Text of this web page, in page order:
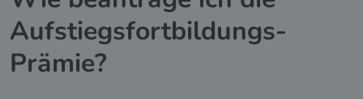
Aufstiegsfortbildungs-
Prämie?